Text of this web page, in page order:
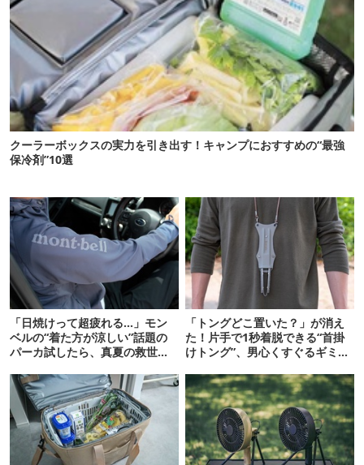
クーラーボックスの実力を引き出す！キャンプにおすすめの“最強
保冷剤”10選
「日焼けって超疲れる…」モン
ベルの“着た方が涼しい”話題の
パーカ試したら、真夏の救世主
「トングどこ置いた？」が消え
た！片手で1秒着脱できる“首掛
けトング”、男心くすぐるギミッ